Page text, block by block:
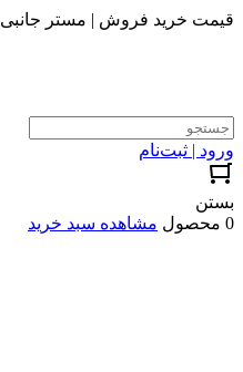
قیمت خرید فروش | مستر جانبی
ورود | ثبت‌نام
بستن
0 محصول
مشاهده سبد خرید